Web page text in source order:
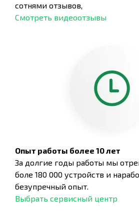
сотнями отзывов,
Смотреть видеоотзывы
Опыт работы более 10 лет
За долгие годы работы мы
боле 180 000 устройств и
безупречный опыт.
Выбрать сервисный центр